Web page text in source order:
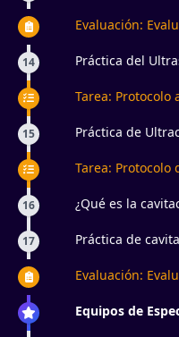
Evaluación:
14 Práctica del
Tarea:
15 Práctica de
Tarea:
16
¿Qué es la
17 Práctica de
Evaluación:
Equipos de